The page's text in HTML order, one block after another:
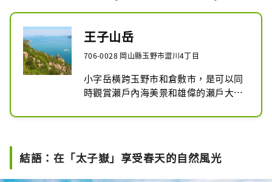
王子山岳
706-0028 岡山縣玉野市澀川4丁目
小字岳橫跨玉野市和倉敷市，是可以同
時觀賞瀨戶內海美景和雄偉的瀨戶大橋
山。這裡有許多奇形怪狀的岩石，它們
樂趣的一部分。巨大的岩石和奇形怪狀
結語：在「太子嶽」享受春天的自然風光